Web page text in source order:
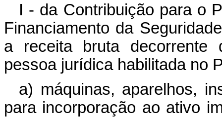
I - da Contribuição para o
Financiamento da
a receita bruta decorrente
pessoa jurídica habilitada no
a) máquinas, aparelhos,
para incorporação ao ativo